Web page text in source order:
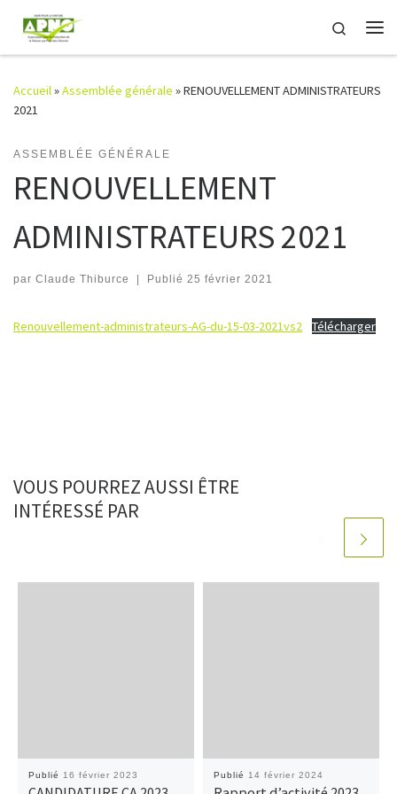
Passer au contenu
Search
Accueil»Assemblée générale »RENOUVELLEMENT ADMINISTRATEURS
2021
ASSEMBLÉE GÉNÉRALE
RENOUVELLEMENT
ADMINISTRATEURS 2021
par Claude Thiburce | Publié 25 février 2021
Renouvellement-administrateurs-AG-du-15-03-2021vs2 Télécharger
VOUS POURREZ AUSSI ÊTRE
INTÉRESSÉ PAR
Publié 16 février 2023 Publié 14 février 2024